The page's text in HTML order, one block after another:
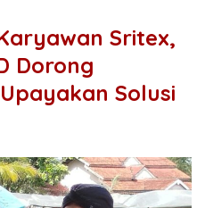
Sritex,
Dorong
Solusi